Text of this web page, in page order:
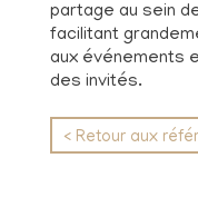
partage au sein
facilitant
aux événements
des invités.
< Retour aux